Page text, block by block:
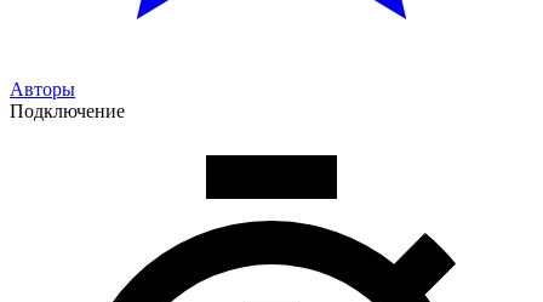
Авторы
Подключение